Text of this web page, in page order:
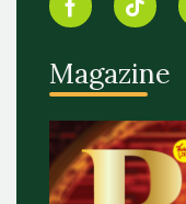
Magazine